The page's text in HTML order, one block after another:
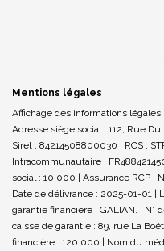
Mentions légales
Affichage des informations légales
Adresse siège social : 112, Rue
Siret : 84214508800030 | RCS :
Intracommunautaire :
social : 10 000 | Assurance RCP :
Date de délivrance : 2025-01-01 |
garantie financière : GALIAN. | N°
caisse de garantie : 89, rue La
financière : 120 000 | Nom du